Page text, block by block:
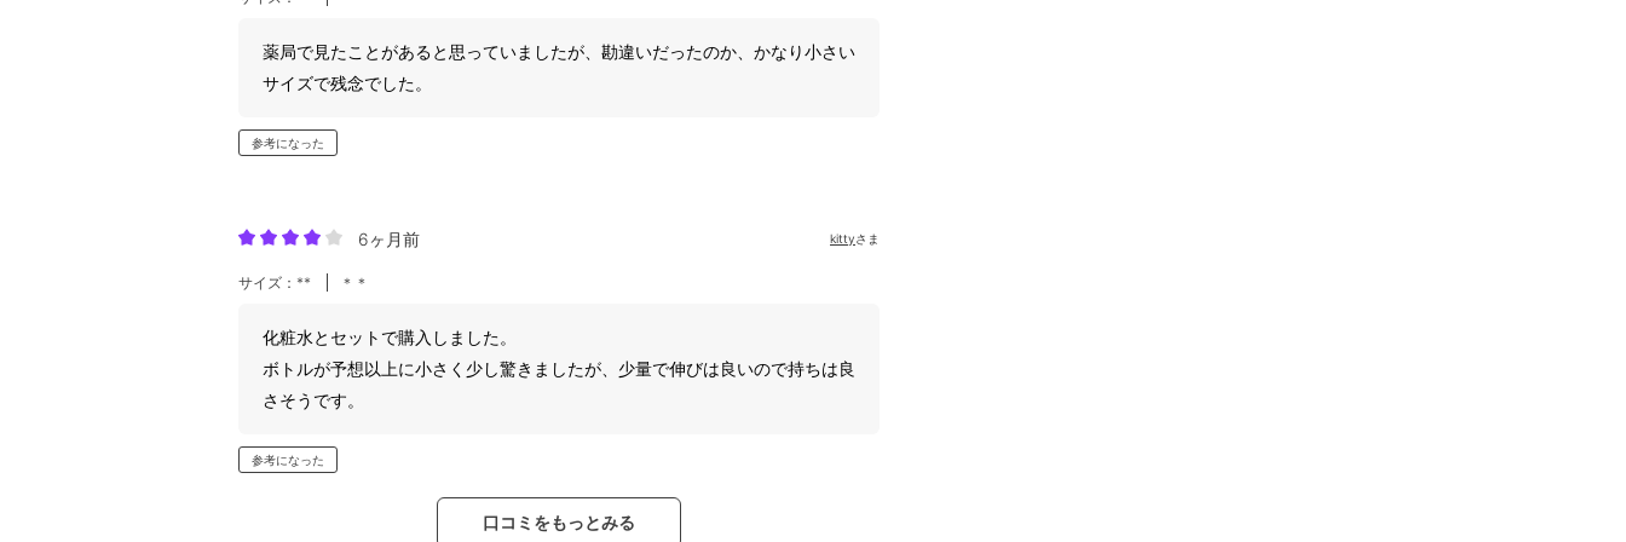
薬局で見たことがあると思っていましたが、勘違いだったのか、かなり小さい
サイズで残念でした。
参考になった
6ヶ月前 kittyさま
サイズ：** ＊＊
化粧水とセットで購入しました。
ボトルが予想以上に小さく少し驚きましたが、少量で伸びは良いので持ちは良
さそうです。
参考になった
口コミをもっとみる